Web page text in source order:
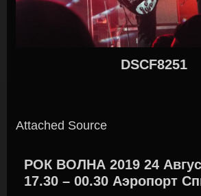
DSCF8251
Attached Source
РОК ВОЛНА 2019 24
17.30 – 00.30 Аэропорт